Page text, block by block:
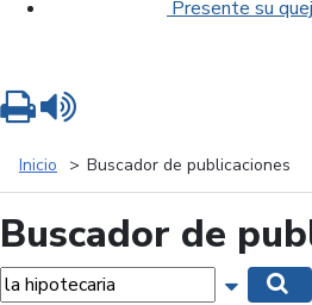
Presente su
Inicio Buscador de publicaciones
Buscador de
Imprimir